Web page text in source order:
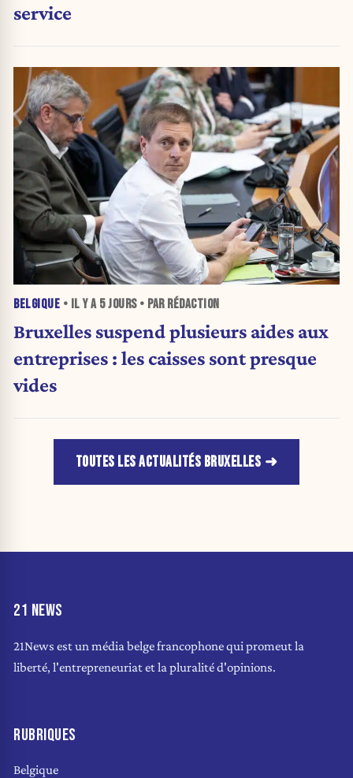
service
BELGIQUE • IL Y A 5 JOURS• PAR RÉDACTION
Bruxelles suspend plusieurs aides aux
entreprises : les caisses sont presque
vides
TOUTES LES ACTUALITÉS BRUXELLES
21 NEWS
21News est un média belge francophone qui promeut la
liberté, l'entrepreneuriat et la pluralité d'opinions.
RUBRIQUES
Belgique